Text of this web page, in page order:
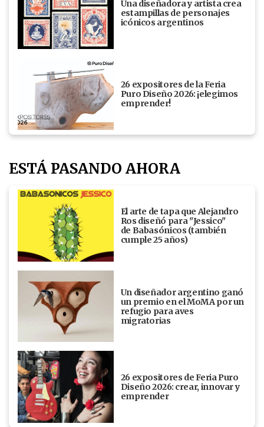
Una diseñadora y artista crea
estampillas de personajes
icónicos argentinos
26 expositores de la Feria
Puro Diseño 2026: ¡elegimos
emprender!
ESTÁ PASANDO AHORA
El arte de tapa que Alejandro
Ros diseñó para "Jessico"
de Babasónicos (también
cumple 25 años)
Un diseñador argentino ganó
un premio en el MoMA por un
refugio para aves
migratorias
26 expositores de Feria Puro
Diseño 2026: crear, innovar y
emprender